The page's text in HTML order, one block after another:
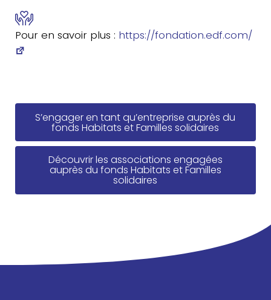
Pour en savoir plus : https://​fon​da​tion​.edf​.com/
S’en­ga­ger en tant qu’en­tre­prise auprès du
fonds Habi­tats et Familles solidaires
Décou­vrir les asso­cia­tions enga­gées
auprès du fonds Habi­tats et Familles
solidaires